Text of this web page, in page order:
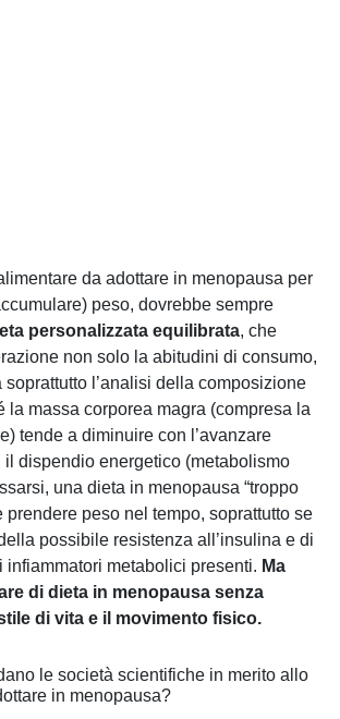
da adottare in menopausa per
peso, dovrebbe sempre
personalizzata equilibrata, che
non solo la abitudini di consumo,
soprattutto l’analisi della composizione
la massa corporea magra (compresa la
tende a diminuire con l’avanzare
il dispendio energetico (metabolismo
una dieta in menopausa “troppo
prendere peso nel tempo, soprattutto se
possibile resistenza all’insulina e di
infiammatori metabolici presenti. Ma
di dieta in menopausa senza
di vita e il movimento fisico.
le società scientifiche in merito allo
in menopausa?